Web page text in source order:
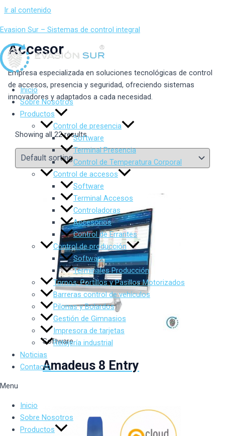
Ir al contenido
Evasion Sur – Sistemas de control integral
Inicio
Sobre Nosotros
Productos
Control de presencia
Software
Terminal Presencia
Control de Temperatura Corporal
Control de accesos
Software
Terminal Accesos
Controladoras
Accesorios
Control de Errantes
Control de producción
Software
Terminales Producción
Tornos, Portillos y Pasillos Motorizados
Barreras control de vehículos
Pilonas y Bolardos
Gestión de Gimnasios
Impresora de tarjetas
Relojería industrial
Noticias
Contacto
Menu
Inicio
Sobre Nosotros
Productos
Accesor
Empresa especializada en soluciones tecnológicas de control
de accesos, presencia y seguridad, ofreciendo sistemas
innovadores y adaptados a cada necesidad.
Showing all 22 results
Software
Amadeus 8 Entry